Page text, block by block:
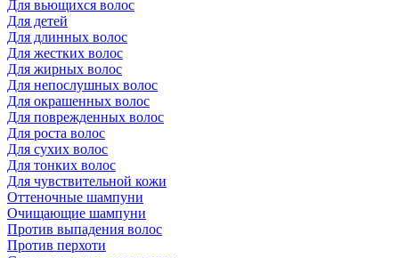
Для вьющихся волос
Для детей
Для длинных волос
Для жестких волос
Для жирных волос
Для непослушных волос
Для окрашенных волос
Для поврежденных волос
Для роста волос
Для сухих волос
Для тонких волос
Для чувствительной кожи
Оттеночные шампуни
Очищающие шампуни
Против выпадения волос
Против перхоти